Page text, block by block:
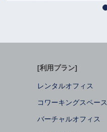
[利用プラン]
レンタルオフィス
コワーキングスペース
バーチャルオフィス